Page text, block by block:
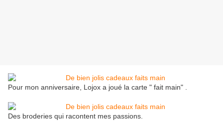
Pour mon anniversaire, Lojox a joué la carte " fait main" .
Des broderies qui racontent mes passions.